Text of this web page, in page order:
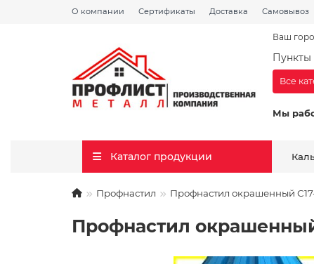
О компании Сертификаты Доставка Самовывоз
Ваш
Пункты
Мы
Все
Каталог продукции
Профнастил Профнастил окрашенный
Профнастил окрашенный